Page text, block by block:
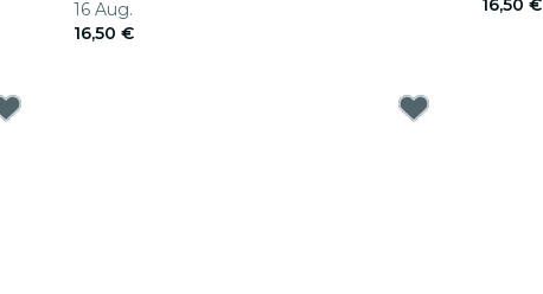
16 Aug.
16,50 €
16,50 €